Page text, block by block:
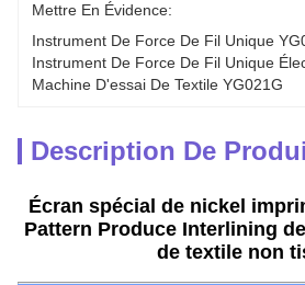
Mettre En Évidence:
Instrument De Force De Fil Unique
Instrument De Force De Fil Unique
Machine D'essai De Textile YG021G
Description De
Écran spécial de nickel
Pattern Produce Interlining
de textile non